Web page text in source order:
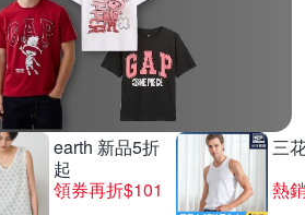
earth 新品5折
起
領券再折$101
三
熱